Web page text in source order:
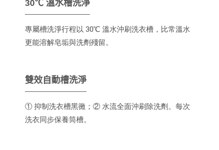
30℃ 溫水槽洗淨
專屬槽洗淨行程以 30℃ 溫水沖刷洗衣槽，比常溫水
更能溶解皂垢與洗劑殘留。
雙效自動槽洗淨
① 抑制洗衣槽黑黴；② 水流全面沖刷除洗劑。每次
洗衣同步保養筒槽。